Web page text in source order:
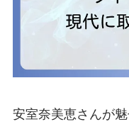
安室奈美恵さんが